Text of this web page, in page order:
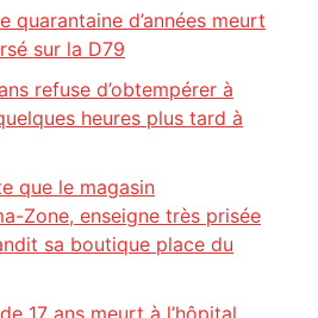
quarantaine d’années meurt
sur la D79
refuse d’obtempérer à
heures plus tard à
que le magasin
Zone, enseigne très prisée
sa boutique place du
17 ans meurt à l’hôpital